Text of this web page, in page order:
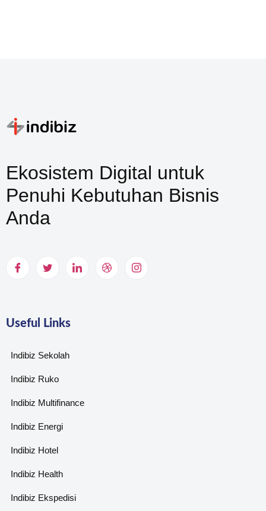
Ekosistem Digital untuk
Penuhi Kebutuhan Bisnis
Anda
Useful Links
Indibiz Sekolah
Indibiz Ruko
Indibiz Multifinance
Indibiz Energi
Indibiz Hotel
Indibiz Health
Indibiz Ekspedisi